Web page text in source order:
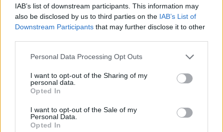
IAB’s list of downstream participants. This information may
also be disclosed by us to third parties on the IAB’s List of
Downstream Participants that may further disclose it to other
Please note that this website/app uses one or more Google
not limited to your visit or usage behaviour. You may click to
grant or deny consent to Google and its third-party tags to
use your data for below specified purposes in below Google
consent section.
Personal Data Processing Opt Outs
I want to opt-out of the Sharing of my
personal data.
Opted In
I want to opt-out of the Sale of my
Personal Data.
Opted In
En este artículo podéis encontrar
un análisis sobre el sistema de
puntuación de Comunio para
2024/25